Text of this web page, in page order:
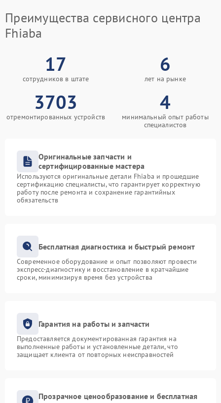
Преимущества сервисного центра
Fhiaba
17
сотрудников в штате
6
лет на рынке
3703
отремонтированных устройств
4
минимальный опыт работы
специалистов
Оригинальные запчасти и
сертифицированные мастера
Используются оригинальные детали Fhiaba и прошедшие
сертификацию специалисты, что гарантирует корректную
работу после ремонта и сохранение гарантийных
обязательств
Бесплатная диагностика и быстрый ремонт
Современное оборудование и опыт позволяют провести
экспресс-диагностику и восстановление в кратчайшие
сроки, минимизируя время без устройства
Гарантия на работы и запчасти
Предоставляется документированная гарантия на
выполненные работы и установленные детали, что
защищает клиента от повторных неисправностей
Прозрачное ценообразование и бесплатная